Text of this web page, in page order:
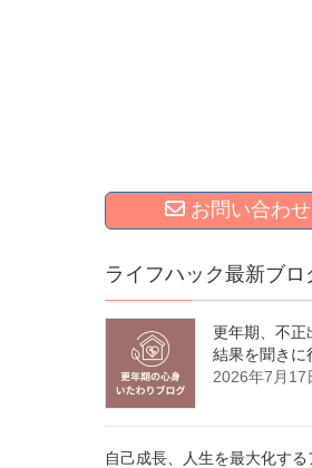
お問い合わせ
ライフハック最新ブロ
更年期、不正
結果を聞きに
2026年7月17
自己成長、人生を最大化する